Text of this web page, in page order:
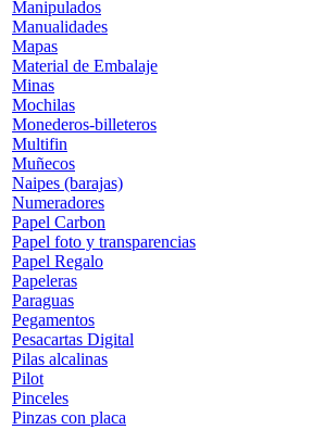
Manipulados
Manualidades
Mapas
Material de Embalaje
Minas
Mochilas
Monederos-billeteros
Multifin
Muñecos
Naipes (barajas)
Numeradores
Papel Carbon
Papel foto y transparencias
Papel Regalo
Papeleras
Paraguas
Pegamentos
Pesacartas Digital
Pilas alcalinas
Pilot
Pinceles
Pinzas con placa